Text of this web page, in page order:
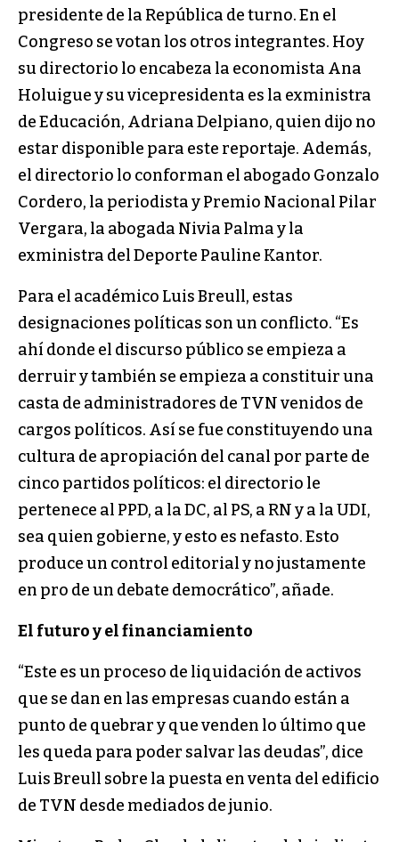
presidente de la República de turno. En el
Congreso se votan los otros integrantes. Hoy
su directorio lo encabeza la economista Ana
Holuigue y su vicepresidenta es la exministra
de Educación, Adriana Delpiano, quien dijo no
estar disponible para este reportaje. Además,
el directorio lo conforman el abogado Gonzalo
Cordero, la periodista y Premio Nacional Pilar
Vergara, la abogada Nivia Palma y la
exministra del Deporte Pauline Kantor.
Para el académico Luis Breull, estas
designaciones políticas son un conflicto. “Es
ahí donde el discurso público se empieza a
derruir y también se empieza a constituir una
casta de administradores de TVN venidos de
cargos políticos. Así se fue constituyendo una
cultura de apropiación del canal por parte de
cinco partidos políticos: el directorio le
pertenece al PPD, a la DC, al PS, a RN y a la UDI,
sea quien gobierne, y esto es nefasto. Esto
produce un control editorial y no justamente
en pro de un debate democrático”, añade.
El futuro y el financiamiento
“Este es un proceso de liquidación de activos
que se dan en las empresas cuando están a
punto de quebrar y que venden lo último que
les queda para poder salvar las deudas”, dice
Luis Breull sobre la puesta en venta del edificio
de TVN desde mediados de junio.